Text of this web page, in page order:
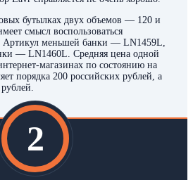
бутылках двух объемов — 120 и
смысл воспользоваться
Артикул меньшей банки — LN1459L,
— LN1460L. Средняя цена одной
магазинах по состоянию на
порядка 200 российских рублей, а
2